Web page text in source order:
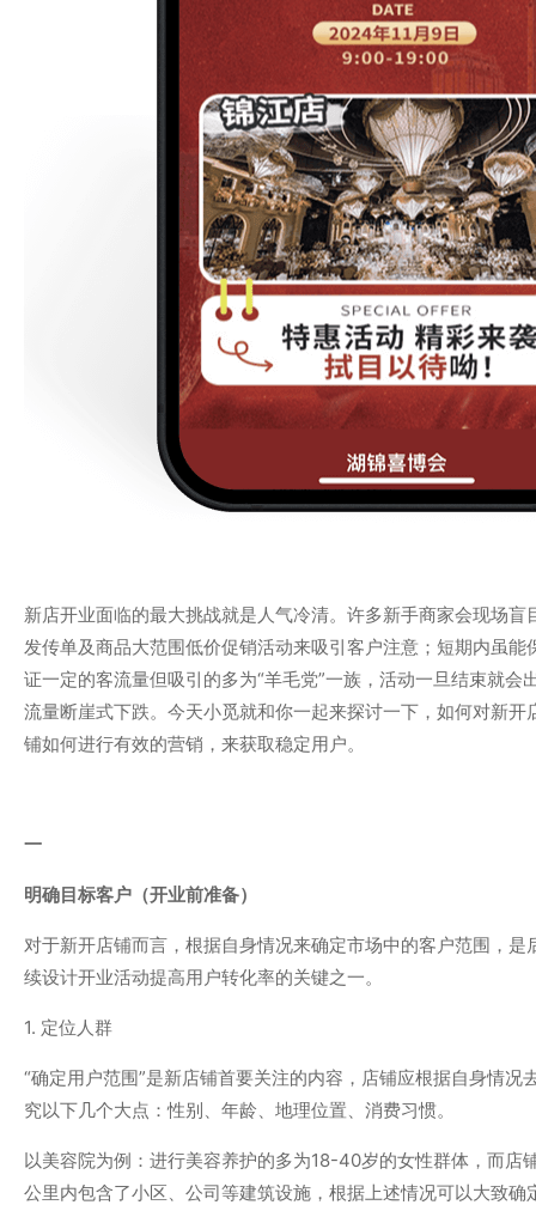
新店开业面临的最大挑战就是人气冷清。许多新手商家会现场盲
发传单及商品大范围低价促销活动来吸引客户注意；短期内虽能
证一定的客流量但吸引的多为“羊毛党”一族，活动一旦结束就会
流量断崖式下跌。今天小觅就和你一起来探讨一下，如何对新开
铺如何进行有效的营销，来获取稳定用户。
一
明确目标客户（开业前准备）
对于新开店铺而言，根据自身情况来确定市场中的客户范围，是
续设计开业活动提高用户转化率的关键之一。
1. 定位人群
“确定用户范围”是新店铺首要关注的内容，店铺应根据自身情况
究以下几个大点：性别、年龄、地理位置、消费习惯。
以美容院为例：进行美容养护的多为18-40岁的女性群体，而店
公里内包含了小区、公司等建筑设施，根据上述情况可以大致确